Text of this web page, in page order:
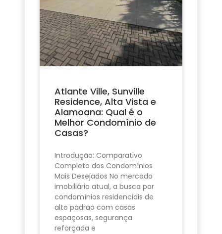
Atlante Ville, Sunville
Residence, Alta Vista e
Alamoana: Qual é o
Melhor Condomínio de
Casas?
Introdução: Comparativo
Completo dos Condomínios
Mais Desejados No mercado
imobiliário atual, a busca por
condomínios residenciais de
alto padrão com casas
espaçosas, segurança
reforçada e